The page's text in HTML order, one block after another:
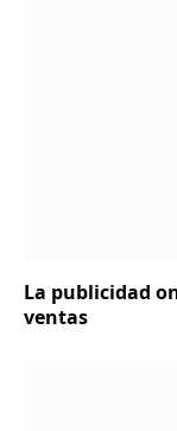
La publicidad
ventas